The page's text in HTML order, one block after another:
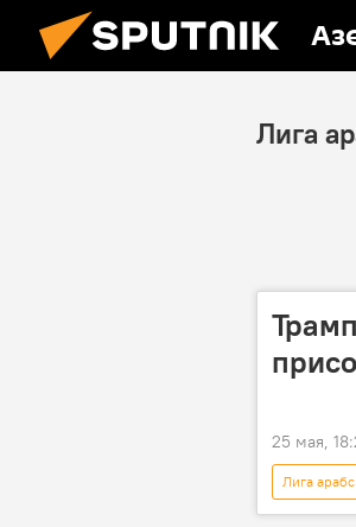
Лига
25 мая,
Лига
Ближний